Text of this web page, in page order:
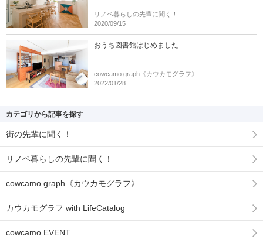
リノベ暮らしの先輩に聞く！
2020/09/15
おうち図書館はじめました
cowcamo graph《カウカモグラフ》
2022/01/28
カテゴリから記事を探す
街の先輩に聞く！
リノベ暮らしの先輩に聞く！
cowcamo graph《カウカモグラフ》
カウカモグラフ with LifeCatalog
cowcamo EVENT